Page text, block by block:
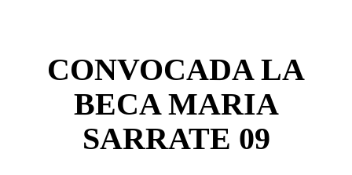
CONVOCADA LA
BECA MARIA
SARRATE 09